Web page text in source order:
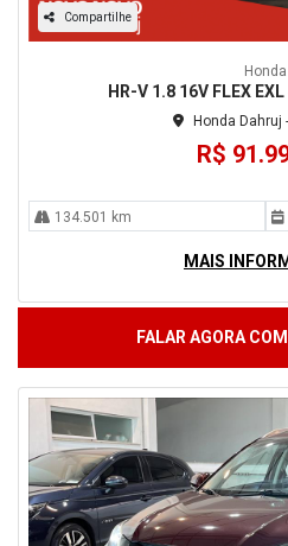
Compartilhe
Honda
HR-V 1.8 16V FLEX
Honda Dahruj
R$
134.501 km
MAIS
FALAR AGORA